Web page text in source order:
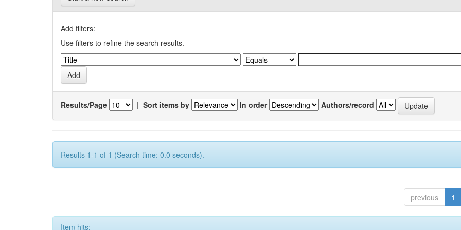
Add filters:
Use filters to refine the search results.
Results/Page | Sort items by In order Authors/record
Results 1-1 of 1 (Search time: 0.0 seconds).
previous 1
Item hits: